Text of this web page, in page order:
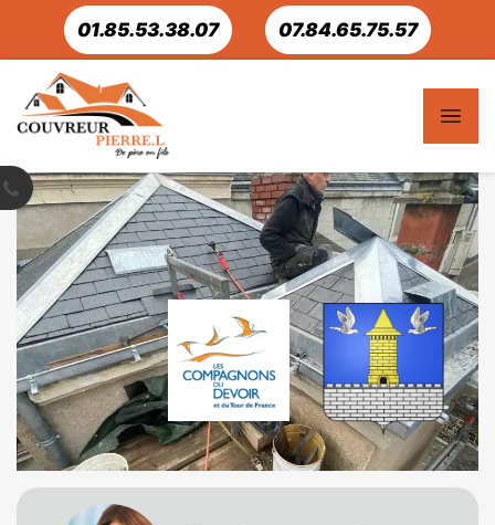
01.85.53.38.07 07.84.65.75.57